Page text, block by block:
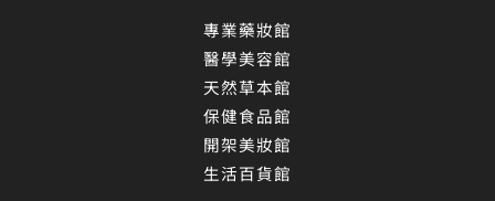
專業藥妝館
醫學美容館
天然草本館
保健食品館
開架美妝館
生活百貨館